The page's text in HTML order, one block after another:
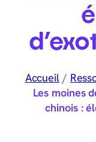
Accueil/
Les moines
chinois :